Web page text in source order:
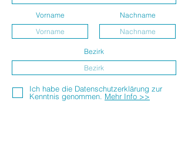
Vorname Nachname
Bezirk
Ich habe die Datenschutzerklärung zur
Kenntnis genommen. Mehr Info >>